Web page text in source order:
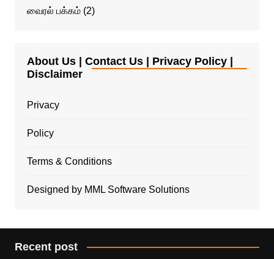
வைரல் பக்கம்(2)
About Us | Contact Us | Privacy Policy |
Disclaimer
Privacy
Policy
Terms & Conditions
Designed by MML Software Solutions
Recent post